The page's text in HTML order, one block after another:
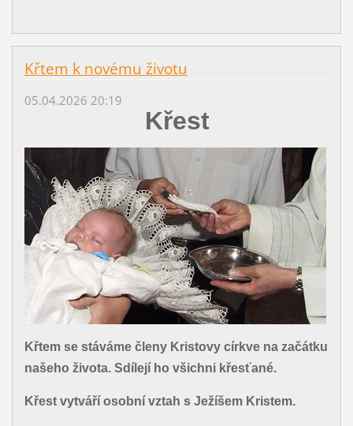
Křtem k novému životu
05.04.2026 20:19
Křest
Křtem se stáváme členy Kristovy církve na začátku
našeho života. Sdílejí ho všichni křesťané.
Křest vytváří osobní vztah s Ježíšem Kristem.